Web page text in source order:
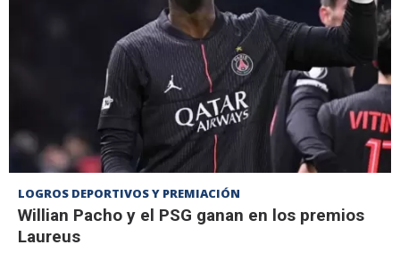
LOGROS DEPORTIVOS Y PREMIACIÓN
Willian Pacho y el PSG ganan en los premios
Laureus